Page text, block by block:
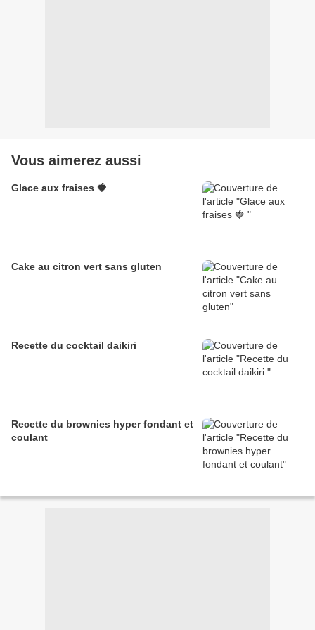
Vous aimerez aussi
Glace aux fraises 🍓
Cake au citron vert sans gluten
Recette du cocktail daikiri
Recette du brownies hyper fondant et
coulant